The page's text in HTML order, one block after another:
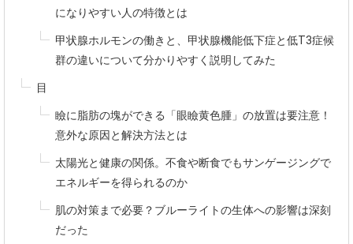
になりやすい人の特徴とは
甲状腺ホルモンの働きと、甲状腺機能低下症と低T3症候
群の違いについて分かりやすく説明してみた
目
瞼に脂肪の塊ができる「眼瞼黄色腫」の放置は要注意！
意外な原因と解決方法とは
太陽光と健康の関係。不食や断食でもサンゲージングで
エネルギーを得られるのか
肌の対策まで必要？ブルーライトの生体への影響は深刻
だった